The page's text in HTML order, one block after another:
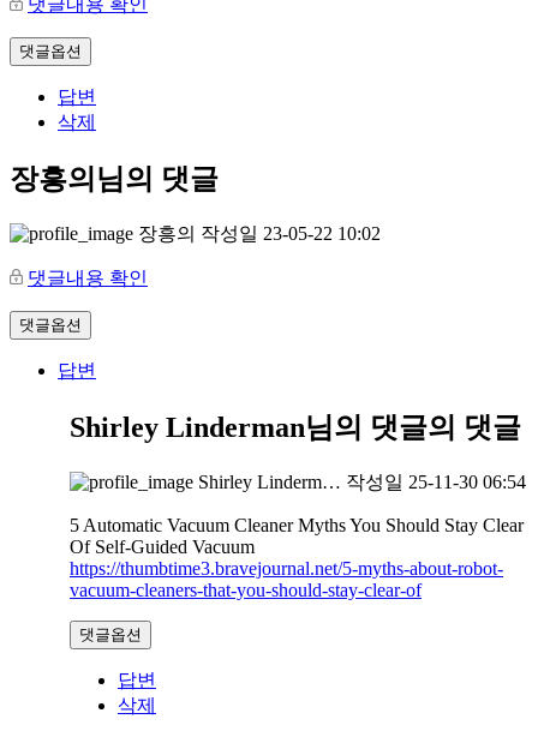
댓글내용 확인
댓글옵션
답변
삭제
장흥의님의 댓글
장흥의 작성일 23-05-22 10:02
댓글내용 확인
댓글옵션
답변
Shirley Linderman님의 댓글의 댓글
Shirley Linderm… 작성일 25-11-30 06:54
5 Automatic Vacuum Cleaner Myths You Should Stay Clear
Of Self-Guided Vacuum
https://thumbtime3.bravejournal.net/5-myths-about-robot-
vacuum-cleaners-that-you-should-stay-clear-of
댓글옵션
답변
삭제